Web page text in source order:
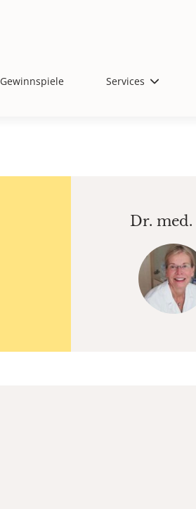
Gewinnspiele Services
Dr. med.